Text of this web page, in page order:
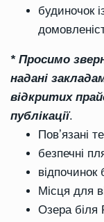
будиночок
* Просимо
надані
відкритих
публікації.
Повʼязані
безпечні
відпочинок
Місця для
Озера біля